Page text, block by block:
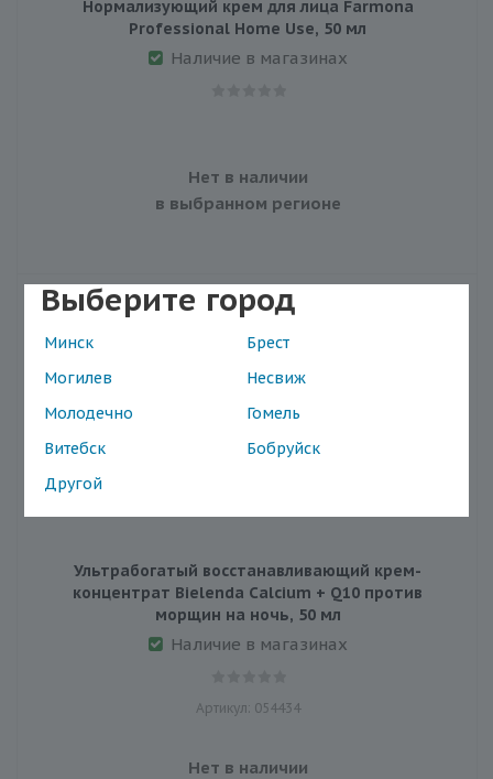
Выберите город
Минск
Брест
Могилев
Несвиж
Молодечно
Гомель
Витебск
Бобруйск
Другой
Нормализующий крем для лица Farmona
Professional Home Use, 50 мл
Наличие в магазинах
Нет в наличии
в выбранном регионе
Ультрабогатый восстанавливающий крем-
концентрат Bielenda Calcium + Q10 против
морщин на ночь, 50 мл
Наличие в магазинах
Артикул: 054434
Нет в наличии